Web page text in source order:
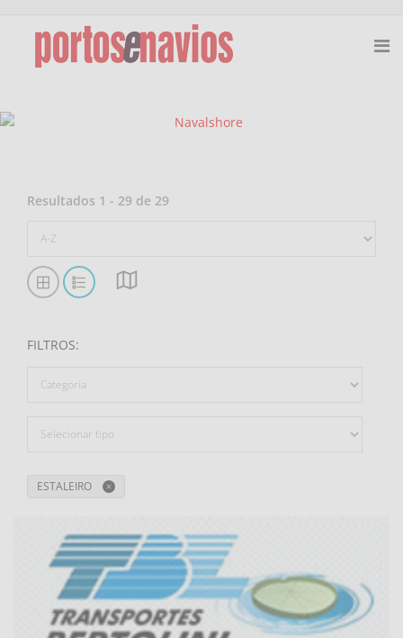
Resultados 1 - 29 de 29
FILTROS:
ESTALEIRO